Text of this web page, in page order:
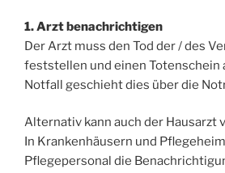
1. Arzt benachrichtigen
Der Arzt muss den Tod der / des
feststellen und einen Totenschein
Notfall geschieht dies über die
Alternativ kann auch der Hausarzt
In Krankenhäusern und
Pflegepersonal die